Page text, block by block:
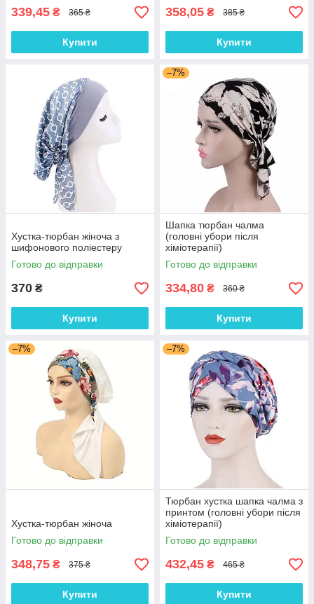
339,45 ₴ 365 ₴
Купити
358,05 ₴ 385 ₴
Купити
Хустка-тюрбан жіноча з
шифонового поліестеру
Готово до відправки
370 ₴
Купити
–7%
Шапка тюрбан чалма
(головні убори після
хіміотерапії)
Готово до відправки
334,80 ₴ 360 ₴
Купити
–7%
Хустка-тюрбан жіноча
Готово до відправки
348,75 ₴ 375 ₴
Купити
–7%
Тюрбан хустка шапка чалма з
принтом (головні убори після
хіміотерапії)
Готово до відправки
432,45 ₴ 465 ₴
Купити